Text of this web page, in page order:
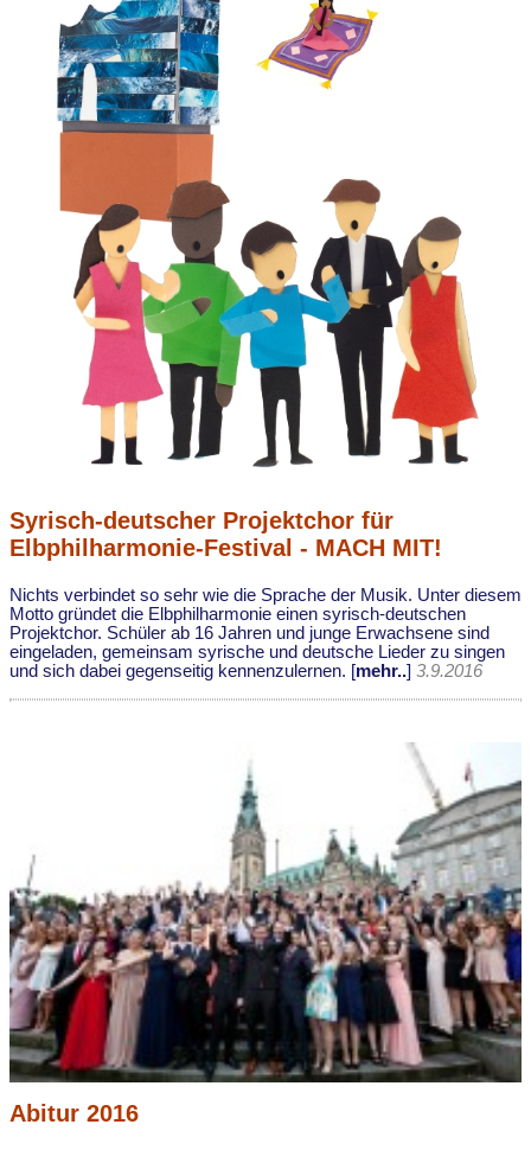
Syrisch-deutscher Projektchor für
Elbphilharmonie-Festival - MACH MIT!
Nichts verbindet so sehr wie die Sprache der Musik. Unter diesem
Motto gründet die Elbphilharmonie einen syrisch-deutschen
Projektchor. Schüler ab 16 Jahren und junge Erwachsene sind
eingeladen, gemeinsam syrische und deutsche Lieder zu singen
und sich dabei gegenseitig kennenzulernen. [mehr..] 3.9.2016
Abitur 2016